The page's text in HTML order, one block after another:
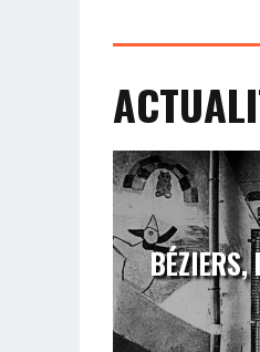
BÉZIERS,